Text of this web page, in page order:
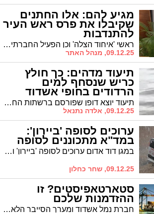
מגיע להם: אלו החתנים
שקיבלו את פרס ראש העיר
להתנדבות
ראשי 'איחוד הצלה' וכן הפעיל החברתי אלי כהן ובנו אור דוד זכו בפרס ראש העיר להתנדבות. כך הצדיעה להם העיר
09.12.25, מנהל האתר
תיעוד מדהים: כך חולץ
כריש שנסחף למים
הרדודים בחופי אשדוד
(וידאו) תיעוד יוצא דופן שפורסם ברשתות החברתיות מעורר עניין רב. דוד חפוטה שיצא לדוג עם חברים באשדוד, תועד כשהוא מחלץ כריש שנלכד במים הרדודים בחוף אשדוד. דוד מספר על הרגעים המרגשים והאנדרנלין
09.12.25, אלדה נתנאל
ערוכים לסופה 'ביירון':
במד"א מתכוננים לסופה
במגן דוד אדום ערוכים לסופה 'ביירון' ולמזג האוויר הסוער שצפוי להתחיל ביום רביעי (10.12) באזורים רבים ברחבי הארץ וזאת על מנת לטפל בחולים ובנפגעים שונים כתוצאה מנזקי ופגעי מזג האוויר והרוחות הסוערות
09.12.25, שחר כחלון
סטארטאפיסטים? זו
ההזדמנות שלכם
חברת נמל אשדוד ומערך הסייבר הלאומי יוצאים עם 'קול קורא' לסטארטאפים להגיש פתרונות סייבר בתחום הגנת שרשרת האספקה הימית ל-HUB הטכנולוגי של נמל אשדוד